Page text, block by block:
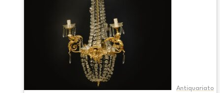
Antiquariato